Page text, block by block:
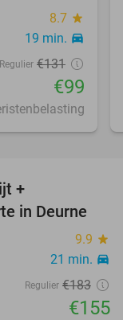
8.7 star
19 min. directions_car
Regulier €131
€99
+
in Deurne
9.9 star
21 min. directions_car
Regulier €183
€155